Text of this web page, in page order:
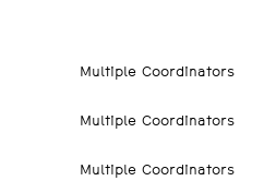
Multiple Coordinators
Multiple Coordinators
Multiple Coordinators